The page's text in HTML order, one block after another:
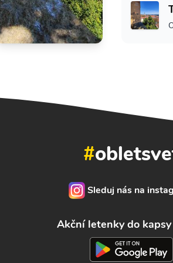
#
Sleduj nás na
Akční letenky do kapsy